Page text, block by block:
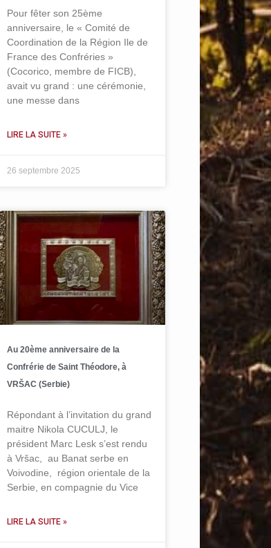
Pour fêter son 25ème
anniversaire, le « Comité de
Coordination de la Région Ile de
France des Confréries »
(Cocorico, membre de FICB),
avait vu grand : une cérémonie,
une messe dans
LIRE LA SUITE »
26 septembre 2025
Au 20ème anniversaire de la
Confrérie de Saint Théodore, à
VRŠAC (Serbie)
Répondant à l’invitation du grand
maitre Nikola CUCULJ, le
président Marc Lesk s’est rendu
à Vršac, au Banat serbe en
Voivodine, région orientale de la
Serbie, en compagnie du Vice
LIRE LA SUITE »